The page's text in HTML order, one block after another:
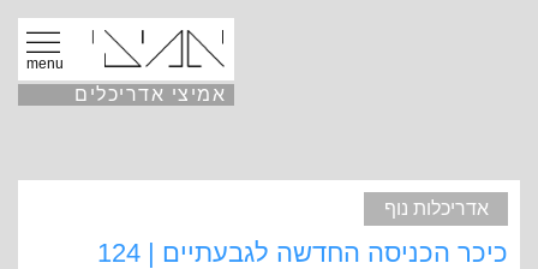
אמיצי אדריכלים
menu
אדריכלות נוף
כיכר הכניסה החדשה לגבעתיים | 124